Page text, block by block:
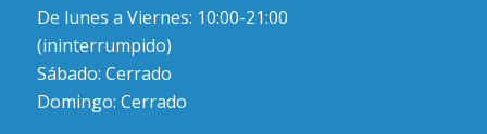
De lunes a Viernes: 10:00-21:00
(ininterrumpido)
Sábado: Cerrado
Domingo: Cerrado